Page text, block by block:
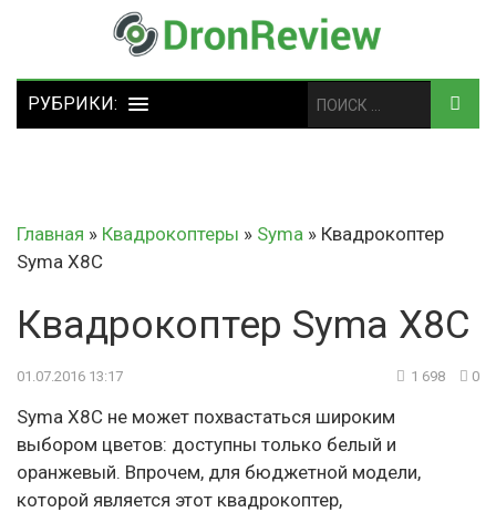
Главная » Квадрокоптеры » Syma » Квадрокоптер
Syma X8C
Квадрокоптер Syma X8C
01.07.2016 13:17 1 698 0
Syma X8C не может похвастаться широким
выбором цветов: доступны только белый и
оранжевый. Впрочем, для бюджетной модели,
которой является этот квадрокоптер,